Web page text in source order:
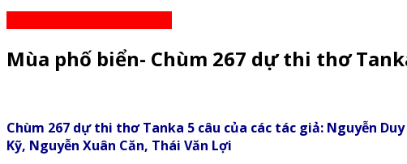
Mùa phố biển- Chùm 267 dự thi thơ
Chùm 267 dự thi thơ Tanka 5 câu của các tác giả: Nguyễn
Kỹ, Nguyễn Xuân Căn, Thái Văn Lợi